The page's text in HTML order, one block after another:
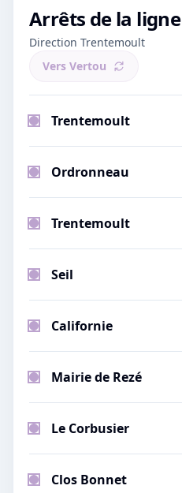
Arrêts de la ligne
Direction Trentemoult
Vers Vertou
Trentemoult
Ordronneau
Trentemoult
Seil
Californie
Mairie de Rezé
Le Corbusier
Clos Bonnet